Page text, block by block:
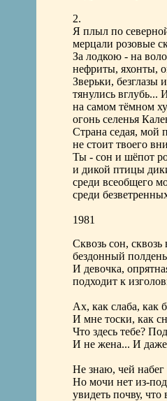
2.
Я плыл по
мерцали розовые
За лодкою - на
нефриты, яхонты,
Зверьки, безглазы
тянулись вглубь...
на самом тёмном
огонь селенья
Страна седая, мой
не стоит твоего
Ты - сон и шёпот
и дикой птицы
среди всеобщего
среди
1981
Сквозь сон, сквозь
бездонный полдень
И девочка,
подходит к
Ах, как слаба, как
И мне тоски, как
Что здесь тебе?
И не жена... И
Не знаю, чей набег
Но мочи нет из-
увидеть почву, что